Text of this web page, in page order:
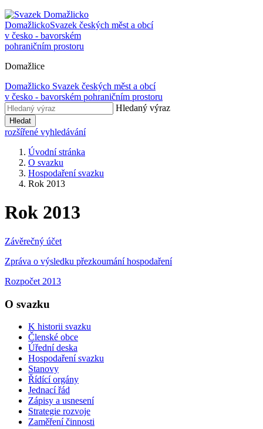
DomažlickoSvazek českých měst a obcí
v česko - bavorském
pohraničním prostoru
Domažlice
Domažlicko Svazek českých měst a obcí
v česko - bavorském pohraničním prostoru
Hledaný výraz
Hledat
rozšířené vyhledávání
Úvodní stránka
O svazku
Hospodaření svazku
Rok 2013
Rok 2013
Závěrečný účet
Zpráva o výsledku přezkoumání hospodaření
Rozpočet 2013
O svazku
K historii svazku
Členské obce
Úřední deska
Hospodaření svazku
Stanovy
Řídící orgány
Jednací řád
Zápisy a usnesení
Strategie rozvoje
Zaměření činnosti